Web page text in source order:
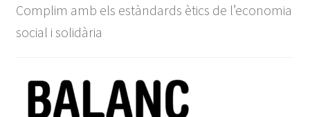
Complim amb els estàndards ètics de l’economia
social i solidària